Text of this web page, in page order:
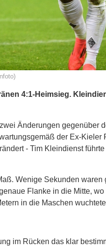
4:1-Heimsieg.
Änderungen gegenüber
der Ex-
- Tim Kleindienst
Wenige Sekunden
Flanke in die Mitte,
in die Maschen
im Rücken das klar